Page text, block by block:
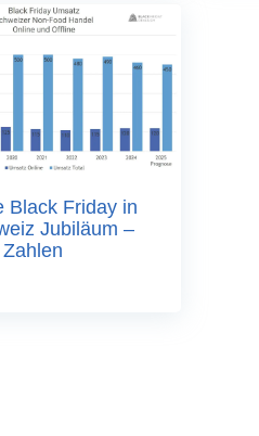
Black Friday in
Jubiläum –